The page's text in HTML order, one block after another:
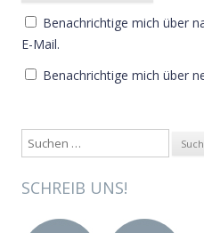
Benachrichtige mich über
E-Mail.
Benachrichtige mich über
Suche nach:
SCHREIB UNS!